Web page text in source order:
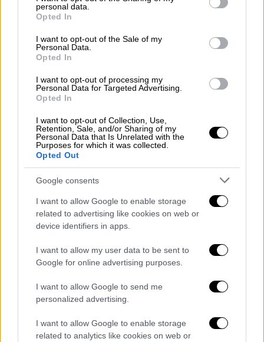
grant or deny consent to Google and its third-party tags to
use your data for below specified purposes in below Google
consent section.
personal data.
Opted In
I want to opt-out of the Sale of my
Personal Data.
Opted In
I want to opt-out of processing my
Personal Data for Targeted Advertising.
Opted In
I want to opt-out of Collection, Use,
Retention, Sale, and/or Sharing of my
Personal Data that Is Unrelated with the
Purposes for which it was collected.
Opted Out
Google consents
I want to allow Google to enable storage
related to advertising like cookies on web or
device identifiers in apps.
I want to allow my user data to be sent to
Google for online advertising purposes.
I want to allow Google to send me
personalized advertising.
I want to allow Google to enable storage
related to analytics like cookies on web or
εβδομάδες πολέμου εναντίον του Ιράν, η
πλειοψηφία των
ότι η στρατιωτική εκστρατεία εναντίον του
Λιβάνου θα διασφαλίσει «πολλά χρόνια
ηρεμίας από άποψη ασφάλειας» μόνο σε
«μικρό ή πολύ μικρό βαθμό».
«Ορθολογικός υπολογισμός»
Το Ισραήλ επιμένει ότι το σιιτικό κίνημα θα
έπρεπε να έχει αποσυρθεί από τον νότιο
Λίβανο με βάση τους όρους της συμφωνίας
εκεχειρίας που τέθηκε σε ισχύ στα τέλη
Νοεμβρίου 2024. Παράλληλα κατηγορεί την
κυβέρνηση του Λιβάνου ότι απέτυχε να
τηρήσει τη δέσμευσή της να αφοπλίσει τη
αναλάβει το ίδιο το έργο αυτό.
Από τις 2 Μαρτίου περισσότεροι από 1.000
άνθρωποι έχουν σκοτωθεί στον Λίβανο,
εκατοντάδες χιλιάδες άλλοι έχουν